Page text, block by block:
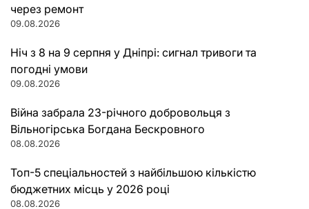
через ремонт
09.08.2026
Ніч з 8 на 9 серпня у Дніпрі: сигнал тривоги та
погодні умови
09.08.2026
Війна забрала 23-річного добровольця з
Вільногірська Богдана Бескровного
08.08.2026
Топ-5 спеціальностей з найбільшою кількістю
бюджетних місць у 2026 році
08.08.2026